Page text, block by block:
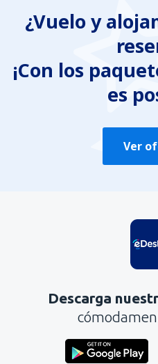
Contiene información
No profundiza en el tema
Es demasiado largo
¿Vuelo y
¡Con los
es
Ver
Descarga